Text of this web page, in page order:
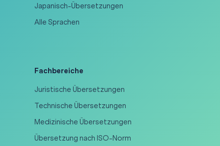
Japanisch-Übersetzungen
Alle Sprachen
Fachbereiche
Juristische Übersetzungen
Technische Übersetzungen
Medizinische Übersetzungen
Übersetzung nach ISO-Norm